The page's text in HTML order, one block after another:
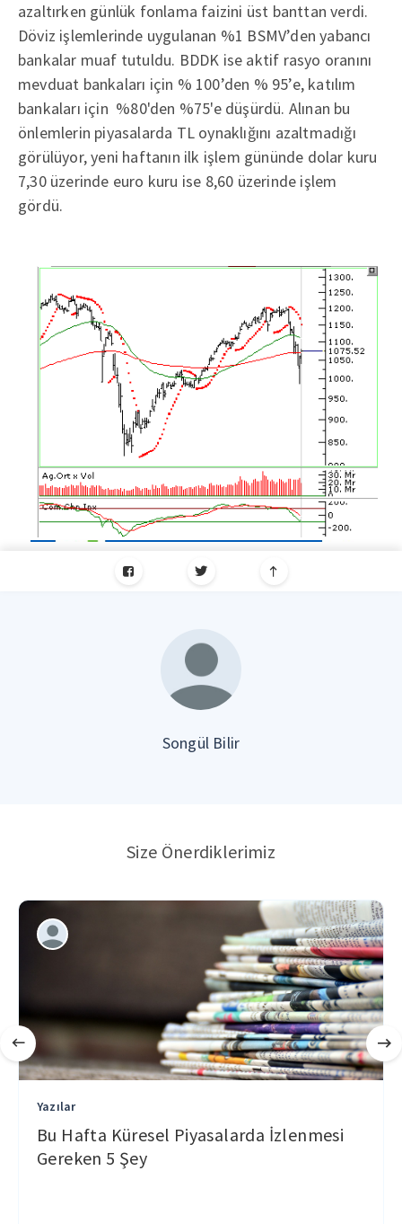
azaltırken günlük fonlama faizini üst banttan verdi.
Döviz işlemlerinde uygulanan %1 BSMV’den yabancı
bankalar muaf tutuldu. BDDK ise aktif rasyo oranını
mevduat bankaları için % 100’den % 95’e, katılım
bankaları için %80'den %75'e düşürdü. Alınan bu
önlemlerin piyasalarda TL oynaklığını azaltmadığı
görülüyor, yeni haftanın ilk işlem gününde dolar kuru
7,30 üzerinde euro kuru ise 8,60 üzerinde işlem
gördü.
Songül Bilir
Size Önerdiklerimiz
Yazılar
Bu Hafta Küresel Piyasalarda İzlenmesi
Gereken 5 Şey